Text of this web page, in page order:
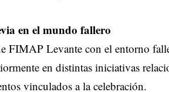
en el mundo fallero
FIMAP Levante con el entorno
en distintas iniciativas
vinculados a la celebración.